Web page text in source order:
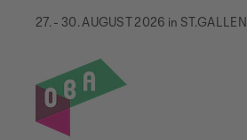
27. - 30. AUGUST 2026 in ST.GALLEN